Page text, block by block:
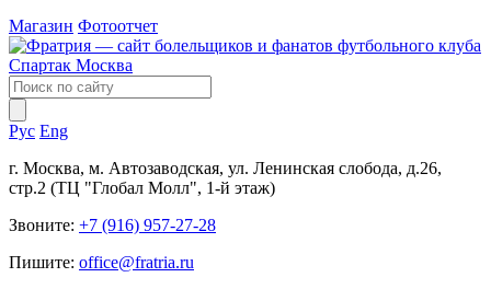
Магазин Фотоотчет
Рус Eng
г. Москва, м. Автозаводская, ул. Ленинская слобода, д.26,
стр.2 (ТЦ "Глобал Молл", 1-й этаж)
Звоните: +7 (916) 957-27-28
Пишите: office@fratria.ru